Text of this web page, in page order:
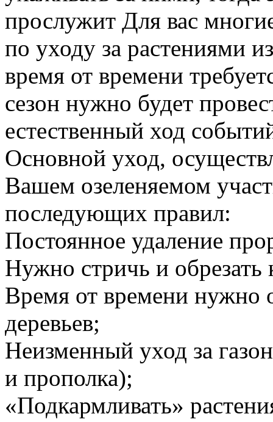
прослужит Для вас
по уходу за растениями
время от времени
сезон нужно будет
естественный ход
Основной уход,
Вашем озеленяемом
последующих правил:
Постоянное удаление
Нужно стричь и обрезать
Время от времени нужно
деревьев;
Неизменный уход за
и прополка);
«Подкармливать»